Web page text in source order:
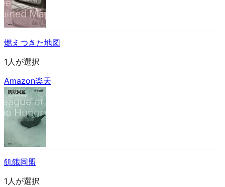
燃えつきた地図
1人が選択
Amazon楽天
飢餓同盟
1人が選択